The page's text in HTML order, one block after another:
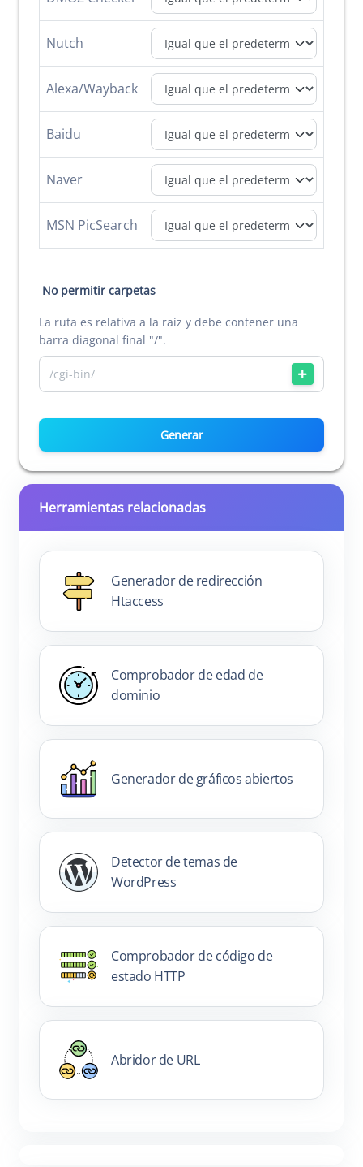
Nutch
Alexa/Wayback
Baidu
Naver
MSN PicSearch
No permitir carpetas
La ruta es relativa a la raíz y debe contener una
barra diagonal final "/".
Generar
Herramientas relacionadas
Generador de redirección
Htaccess
Comprobador de edad de
dominio
Generador de gráficos abiertos
Detector de temas de
WordPress
Comprobador de código de
estado HTTP
Abridor de URL